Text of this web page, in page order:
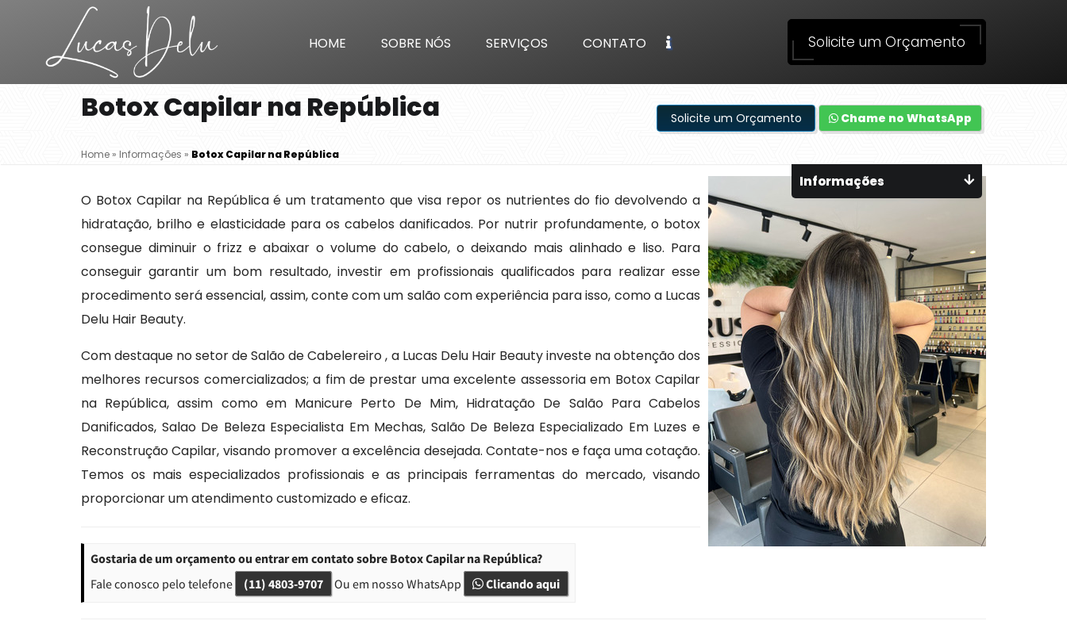
HOME SOBRE NÓS SERVIÇOS CONTATO Solicite um Orçamento
Botox Capilar na República
Home » Informações » Botox Capilar na República
Solicite um Orçamento Chame no WhatsApp
O Botox Capilar na República é um tratamento que visa repor os nutrientes do fio devolvendo a
hidratação, brilho e elasticidade para os cabelos danificados. Por nutrir profundamente, o botox
consegue diminuir o frizz e abaixar o volume do cabelo, o deixando mais alinhado e liso. Para
conseguir garantir um bom resultado, investir em profissionais qualificados para realizar esse
procedimento será essencial, assim, conte com um salão com experiência para isso, como a Lucas
Delu Hair Beauty.
Com destaque no setor de Salão de Cabelereiro , a Lucas Delu Hair Beauty investe na obtenção dos
melhores recursos comercializados; a fim de prestar uma excelente assessoria em Botox Capilar
na República, assim como em Manicure Perto De Mim, Hidratação De Salão Para Cabelos
Danificados, Salao De Beleza Especialista Em Mechas, Salão De Beleza Especializado Em Luzes e
Reconstrução Capilar, visando promover a excelência desejada. Contate-nos e faça uma cotação.
Temos os mais especializados profissionais e as principais ferramentas do mercado, visando
proporcionar um atendimento customizado e eficaz.
Gostaria de um orçamento ou entrar em contato sobre Botox Capilar na República?
Fale conosco pelo telefone
(11) 4803-9707 Ou em nosso WhatsApp Clicando aqui
Informações